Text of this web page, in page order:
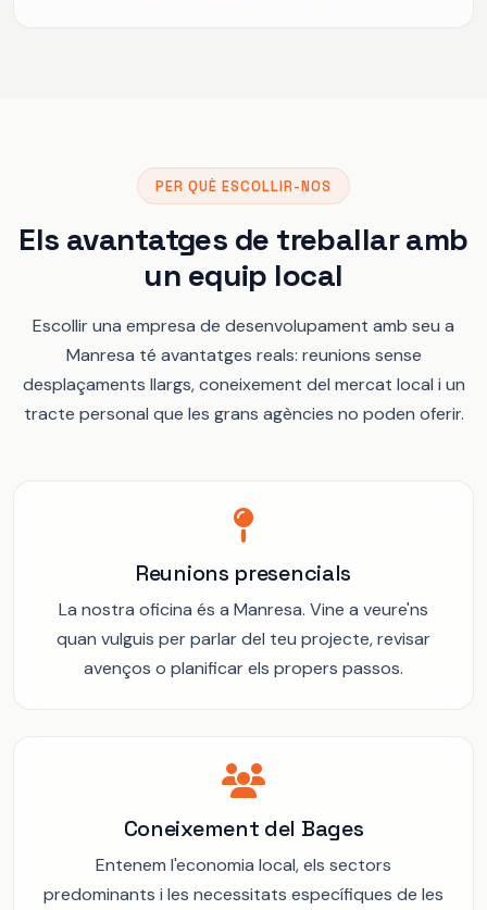
PER QUÈ ESCOLLIR-NOS
Els avantatges de treballar amb
un equip local
Escollir una empresa de desenvolupament amb seu a
Manresa té avantatges reals: reunions sense
desplaçaments llargs, coneixement del mercat local i un
tracte personal que les grans agències no poden oferir.
Reunions presencials
La nostra oficina és a Manresa. Vine a veure'ns
quan vulguis per parlar del teu projecte, revisar
avenços o planificar els propers passos.
Coneixement del Bages
Entenem l'economia local, els sectors
predominants i les necessitats específiques de les